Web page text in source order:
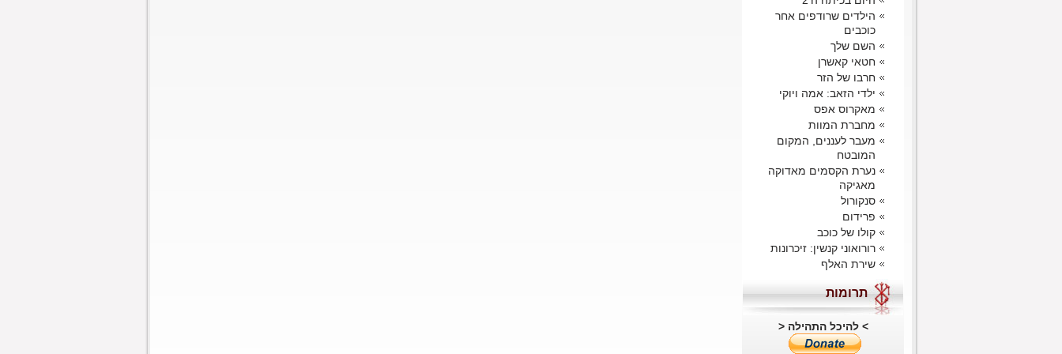
הילדים שרודפים אחר
כוכבים
השם שלך
חטאי קאשרן
חרבו של הזר
ילדי הזאב: אמה ויוקי
מאקרוס אפס
מחברת המוות
מעבר לעננים, המקום
המובטח
נערת הקסמים מאדוקה
מאגיקה
סנקורול
פרידום
קולו של כוכב
רורואוני קנשין: זיכרונות
שירת האלף
תרומות
> להיכל התהילה <